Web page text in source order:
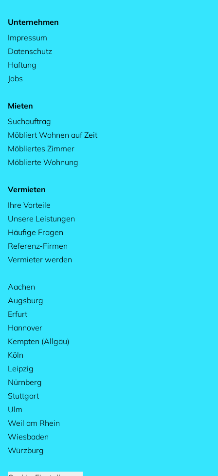
Unternehmen
Impressum
Datenschutz
Haftung
Jobs
Mieten
Suchauftrag
Möbliert Wohnen auf Zeit
Möbliertes Zimmer
Möblierte Wohnung
Vermieten
Ihre Vorteile
Unsere Leistungen
Häufige Fragen
Referenz-Firmen
Vermieter werden
Aachen
Augsburg
Erfurt
Hannover
Kempten (Allgäu)
Köln
Leipzig
Nürnberg
Stuttgart
Ulm
Weil am Rhein
Wiesbaden
Würzburg